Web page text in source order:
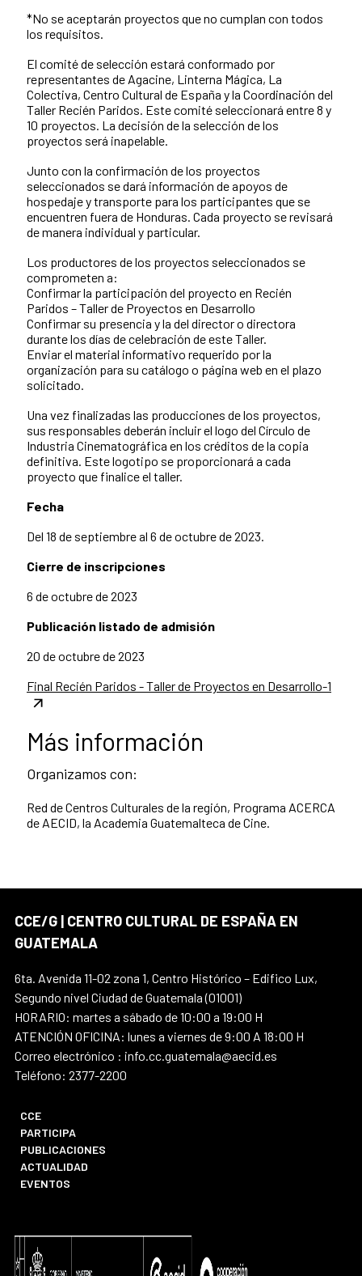
*No se aceptarán proyectos que no cumplan con todos
los requisitos.
El comité de selección estará conformado por
representantes de Agacine, Linterna Mágica, La
Colectiva, Centro Cultural de España y la Coordinación del
Taller Recién Paridos. Este comité seleccionará entre 8 y
10 proyectos. La decisión de la selección de los
proyectos será inapelable.
Junto con la confirmación de los proyectos
seleccionados se dará información de apoyos de
hospedaje y transporte para los participantes que se
encuentren fuera de Honduras. Cada proyecto se revisará
de manera individual y particular.
Los productores de los proyectos seleccionados se
comprometen a:
Confirmar la participación del proyecto en Recién
Paridos – Taller de Proyectos en Desarrollo
Confirmar su presencia y la del director o directora
durante los días de celebración de este Taller.
Enviar el material informativo requerido por la
organización para su catálogo o página web en el plazo
solicitado.
Una vez finalizadas las producciones de los proyectos,
sus responsables deberán incluir el logo del Círculo de
Industria Cinematográfica en los créditos de la copia
definitiva. Este logotipo se proporcionará a cada
proyecto que finalice el taller.
Fecha
Del 18 de septiembre al 6 de octubre de 2023.
Cierre de inscripciones
6 de octubre de 2023
Publicación listado de admisión
20 de octubre de 2023
Final Recién Paridos - Taller de Proyectos en Desarrollo-1
Más información
Organizamos con:
Red de Centros Culturales de la región, Programa ACERCA
de AECID, la Academia Guatemalteca de Cine.
CCE/G | CENTRO CULTURAL DE ESPAÑA EN
GUATEMALA
6ta. Avenida 11-02 zona 1, Centro Histórico – Edifico Lux,
Segundo nivel Ciudad de Guatemala (01001)
HORARIO: martes a sábado de 10:00 a 19:00 H
ATENCIÓN OFICINA: lunes a viernes de 9:00 A 18:00 H
Correo electrónico : info.cc.guatemala@aecid.es
Teléfono: 2377-2200
CCE
PARTICIPA
PUBLICACIONES
ACTUALIDAD
EVENTOS